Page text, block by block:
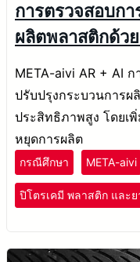
การตรวจสอบก
ผลิตพลาสติกด้ว
META-aivi AR + AI
ปรับปรุงกระบวนการ
ประสิทธิภาพสูง โดยเ
หยุดการผลิต
กรณีศึกษา META-aivi
ปิโตรเคมี พลาสติก และย